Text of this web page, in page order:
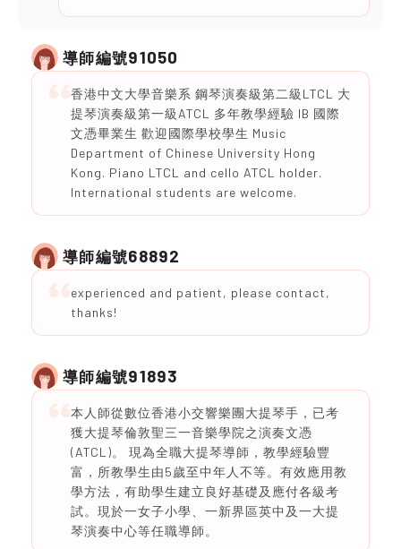
導師編號91050
香港中文大學音樂系 鋼琴演奏級第二級LTCL 大
提琴演奏級第一級ATCL 多年教學經驗 IB 國際
文憑畢業生 歡迎國際學校學生 Music
Department of Chinese University Hong
Kong. Piano LTCL and cello ATCL holder.
International students are welcome.
導師編號68892
experienced and patient, please contact,
thanks!
導師編號91893
本人師從數位香港小交響樂團大提琴手，已考
獲大提琴倫敦聖三一音樂學院之演奏文憑
(ATCL)。 現為全職大提琴導師，教學經驗豐
富，所教學生由5歲至中年人不等。有效應用教
學方法，有助學生建立良好基礎及應付各級考
試。現於一女子小學、一新界區英中及一大提
琴演奏中心等任職導師。